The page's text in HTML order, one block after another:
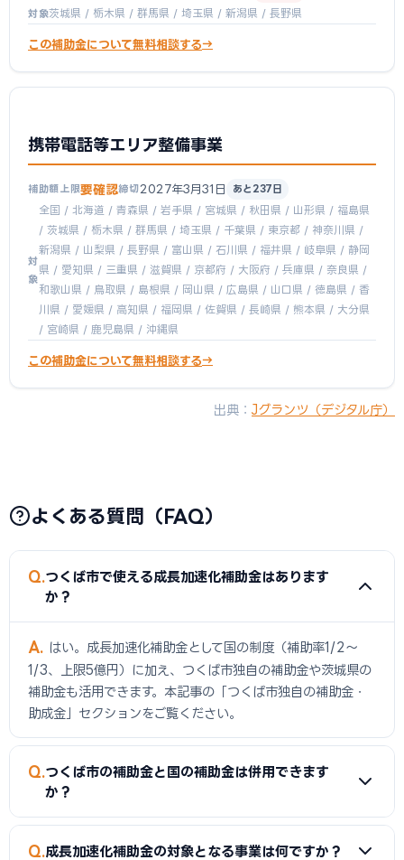
対象茨城県 / 栃木県 / 群馬県 / 埼玉県 / 新潟県 / 長野県
この補助金について無料相談する
携帯電話等エリア整備事業
補助額上限要確認締切 2027年3月31日 あと237日
対
象
全国 / 北海道 / 青森県 / 岩手県 / 宮城県 / 秋田県 / 山形県 / 福島県
/ 茨城県 / 栃木県 / 群馬県 / 埼玉県 / 千葉県 / 東京都 / 神奈川県 /
新潟県 / 山梨県 / 長野県 / 富山県 / 石川県 / 福井県 / 岐阜県 / 静岡
県 / 愛知県 / 三重県 / 滋賀県 / 京都府 / 大阪府 / 兵庫県 / 奈良県 /
和歌山県 / 鳥取県 / 島根県 / 岡山県 / 広島県 / 山口県 / 徳島県 / 香
川県 / 愛媛県 / 高知県 / 福岡県 / 佐賀県 / 長崎県 / 熊本県 / 大分県
/ 宮崎県 / 鹿児島県 / 沖縄県
この補助金について無料相談する
出典： Jグランツ（デジタル庁）
よくある質問（FAQ）
Q つくば市で使える成長加速化補助金はあります
か？
A
はい。成長加速化補助金として国の制度（補助率1/2〜
1/3、上限5億円）に加え、つくば市独自の補助金や茨城県の
補助金も活用できます。本記事の「つくば市独自の補助金・
助成金」セクションをご覧ください。
Q つくば市の補助金と国の補助金は併用できます
か？
A
同一経費への重複申請はできませんが、経費項目を分ける
Q 成長加速化補助金の対象となる事業は何ですか？